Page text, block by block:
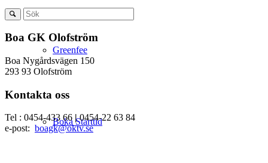
Greenfee
Boka Starttid
Boa GK Olofström
Boa Nygårdsvägen 150
293 93 Olofström
Kontakta oss
Tel : 0454-433 66 |0454-22 63 84
e-post: boagk@oktv.se